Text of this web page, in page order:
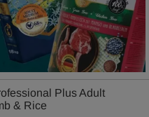
Plus Adult
& Rice